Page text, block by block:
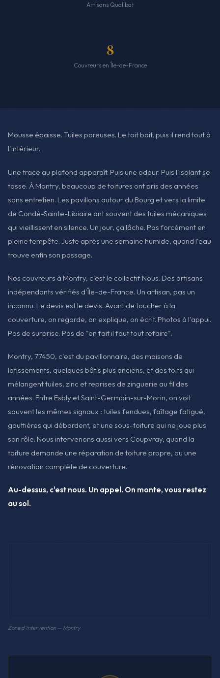
Artisans Qualibat
8
Couvreurs en Île-de-France
Mousse épaisse. Tuiles poreuses. Le toit boit, puis il rend tout à
l'intérieur.
Une trace au plafond apparaît. Puis une odeur. Puis l'isolant se
tasse. À Montry, beaucoup de toitures ont pris des années
sans entretien. Les pavillons autour du Bourg et vers la limite
de Condé-Sainte-Libiaire ont souvent des tuiles mécaniques
qui vieillissent en silence. Un jour, ça lâche. Pas forcément en
pleine tempête. Juste après une semaine humide, quand l'eau
trouve enfin son passage.
Nos couvreurs à Montry, c'est le collectif Nous. Des artisans
indépendants vérifiés d'Île-de-France. Un artisan, pas un
inconnu. Le devis est le devis. Avant de toucher à la
couverture, on regarde, on explique, on écrit. Photos à l'appui.
Pas de surprise. Pas de "en fait il faut tout refaire".
Montry, 77450, c'est du pavillonnaire, des maisons de
lotissements, quelques bâtis plus anciens, et des toits qui
mélangent tuiles, zinc et reprises de zinguerie au fil des
années. Entre Esbly et Saint-Germain-sur-Morin, on voit
souvent les mêmes signaux : tuiles fendues, faîtage fatigué,
gouttières qui débordent, et une sous-toiture qui ne joue plus
son rôle. Nous intervenons aussi vers Coupvray, quand la
toiture demande une réparation de toiture propre, ou une
rénovation complète de couverture.
Au-dessus, c'est nous. Un appel. On monte, vous restez
au sol.
Zone d'intervention — Montry